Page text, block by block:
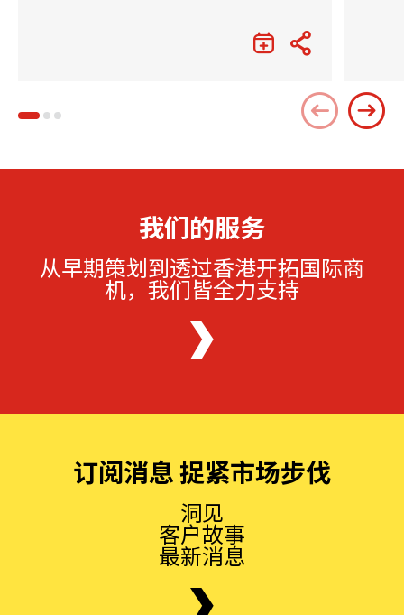
我们的服务
从早期策划到透过香港开拓国际商
机，我们皆全力支持
订阅消息 捉紧市场步伐
洞见
客户故事
最新消息